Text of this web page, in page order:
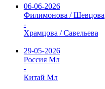
06-06-2026
Филимонова / Шевцова
-
Храмцова / Савельева
29-05-2026
Россия Мл
-
Китай Мл